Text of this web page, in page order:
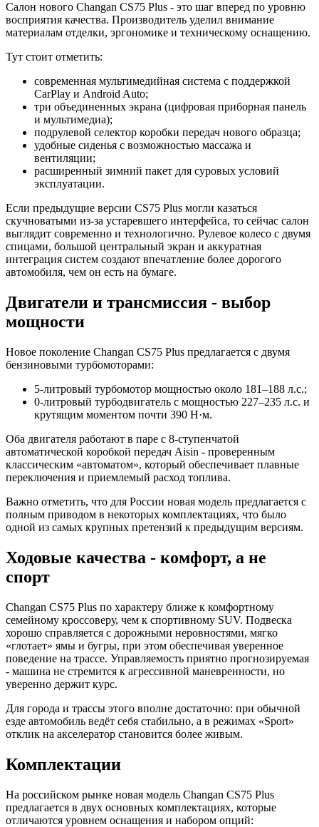
Салон нового Changan CS75 Plus - это шаг вперед по уровню
восприятия качества. Производитель уделил внимание
материалам отделки, эргономике и техническому оснащению.
Тут стоит отметить:
современная мультимедийная система с поддержкой
CarPlay и Android Auto;
три объединенных экрана (цифровая приборная панель
и мультимедиа);
подрулевой селектор коробки передач нового образца;
удобные сиденья с возможностью массажа и
вентиляции;
расширенный зимний пакет для суровых условий
эксплуатации.
Если предыдущие версии CS75 Plus могли казаться
скучноватыми из-за устаревшего интерфейса, то сейчас салон
выглядит современно и технологично. Рулевое колесо с двумя
спицами, большой центральный экран и аккуратная
интеграция систем создают впечатление более дорогого
автомобиля, чем он есть на бумаге.
Двигатели и трансмиссия - выбор
мощности
Новое поколение Changan CS75 Plus предлагается с двумя
бензиновыми турбомоторами:
5-литровый турбомотор мощностью около 181–188 л.с.;
0-литровый турбодвигатель с мощностью 227–235 л.с. и
крутящим моментом почти 390 Н·м.
Оба двигателя работают в паре с 8-ступенчатой
автоматической коробкой передач Aisin - проверенным
классическим «автоматом», который обеспечивает плавные
переключения и приемлемый расход топлива.
Важно отметить, что для России новая модель предлагается с
полным приводом в некоторых комплектациях, что было
одной из самых крупных претензий к предыдущим версиям.
Ходовые качества - комфорт, а не
спорт
Changan CS75 Plus по характеру ближе к комфортному
семейному кроссоверу, чем к спортивному SUV. Подвеска
хорошо справляется с дорожными неровностями, мягко
«глотает» ямы и бугры, при этом обеспечивая уверенное
поведение на трассе. Управляемость приятно прогнозируемая
- машина не стремится к агрессивной маневренности, но
уверенно держит курс.
Для города и трассы этого вполне достаточно: при обычной
езде автомобиль ведёт себя стабильно, а в режимах «Sport»
отклик на акселератор становится более живым.
Комплектации
На российском рынке новая модель Changan CS75 Plus
предлагается в двух основных комплектациях, которые
отличаются уровнем оснащения и набором опций: